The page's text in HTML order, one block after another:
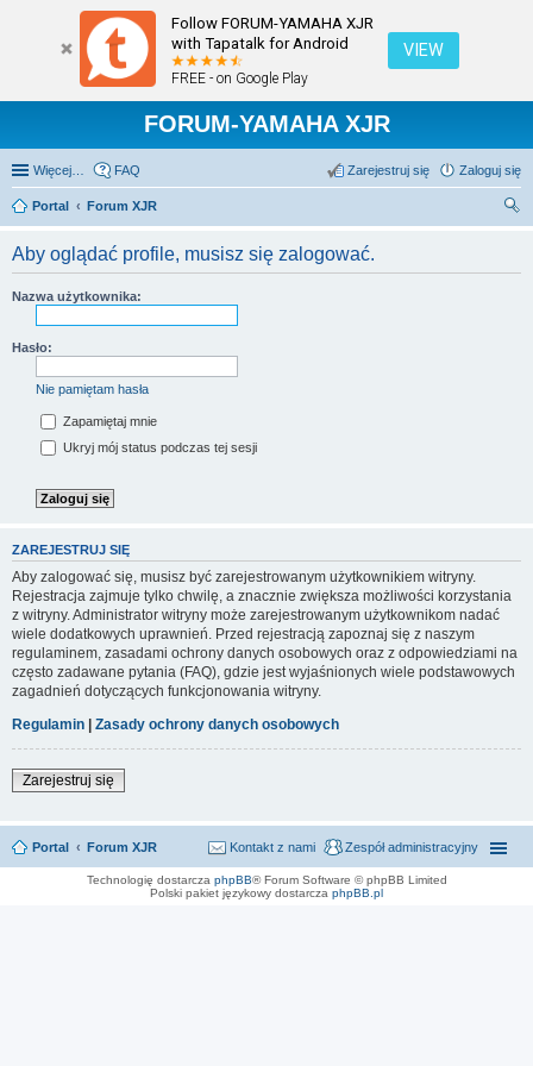
Follow FORUM-YAMAHA XJR
with Tapatalk for Android
FREE - on Google Play
VIEW
FORUM-YAMAHA XJR
Więcej… FAQ Zaloguj się
Zarejestruj się
Portal
Forum XJR
Aby oglądać profile, musisz się zalogować.
Nazwa użytkownika:
Hasło:
Nie pamiętam hasła
Zapamiętaj mnie
Ukryj mój status podczas tej sesji
ZAREJESTRUJ SIĘ
Aby zalogować się, musisz być zarejestrowanym użytkownikiem witryny.
Rejestracja zajmuje tylko chwilę, a znacznie zwiększa możliwości korzystania
z witryny. Administrator witryny może zarejestrowanym użytkownikom nadać
wiele dodatkowych uprawnień. Przed rejestracją zapoznaj się z naszym
regulaminem, zasadami ochrony danych osobowych oraz z odpowiedziami na
często zadawane pytania (FAQ), gdzie jest wyjaśnionych wiele podstawowych
zagadnień dotyczących funkcjonowania witryny.
Regulamin
Zasady ochrony danych osobowych
Zarejestruj się
Portal Forum XJR Zespół administracyjny
Kontakt z nami
Technologię dostarcza phpBB® Forum Software © phpBB Limited
Polski pakiet językowy dostarcza phpBB.pl